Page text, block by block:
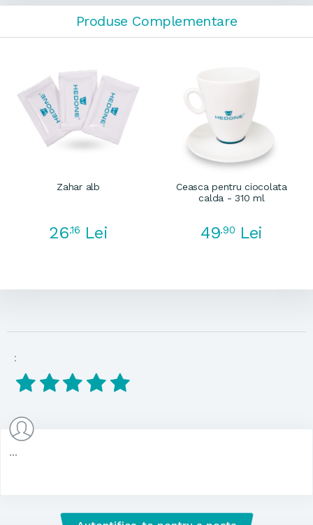
Produse Complementare
Zahar alb
26.16 Lei
Ceasca pentru ciocolata
calda - 310 ml
49.90 Lei
: